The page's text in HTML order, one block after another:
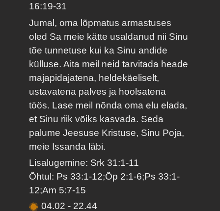
16:19-31
Jumal, oma lõpmatus armastuses
oled Sa meie kätte usaldanud nii Sinu
tõe tunnetuse kui ka Sinu andide
külluse. Aita meil neid tarvitada heade
majapidajatena, heldekäeliselt,
ustavatena palves ja hoolsatena
töös. Lase meil nõnda oma elu elada,
et Sinu riik võiks kasvada. Seda
palume Jeesuse Kristuse, Sinu Poja,
meie Issanda läbi.
Lisalugemine: Srk 31:1-11
Õhtul: Ps 33:1-12;Õp 2:1-6;Ps 33:1-
12;Am 5:7-15
04.02- 22.44